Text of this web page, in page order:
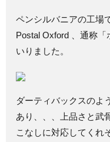
ペンシルバニアの工場
Postal Oxford 、通称
いりました。
ダーティバックスのよ
あり、、、上品さと武
こなしに対応してくれ